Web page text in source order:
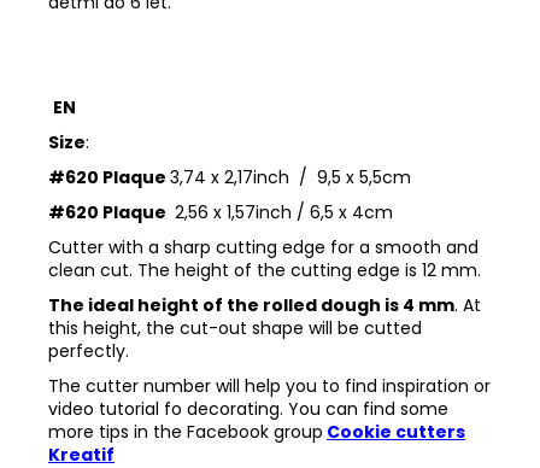
EN
Size:
#620 Plaque 3,74 x 2,17inch / 9,5 x 5,5cm
#620 Plaque 2,56 x 1,57inch / 6,5 x 4cm
Cutter with a sharp cutting edge for a smooth and
clean cut. The height of the cutting edge is 12 mm.
The ideal height of the rolled dough is 4 mm. At
this height, the cut-out shape will be cutted
perfectly.
The cutter number will help you to find inspiration or
video tutorial fo decorating. You can find some
more tips in the Facebook group Cookie cutters
Kreatif